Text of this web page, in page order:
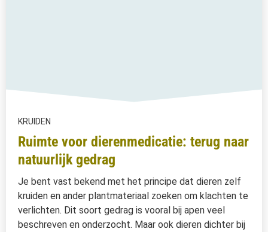
KRUIDEN
Ruimte voor dierenmedicatie: terug naar
natuurlijk gedrag
Je bent vast bekend met het principe dat dieren zelf
kruiden en ander plantmateriaal zoeken om klachten te
verlichten. Dit soort gedrag is vooral bij apen veel
beschreven en onderzocht. Maar ook dieren dichter bij